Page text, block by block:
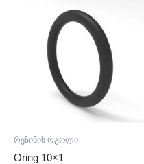
რეზინის რგოლი
Oring 10×1